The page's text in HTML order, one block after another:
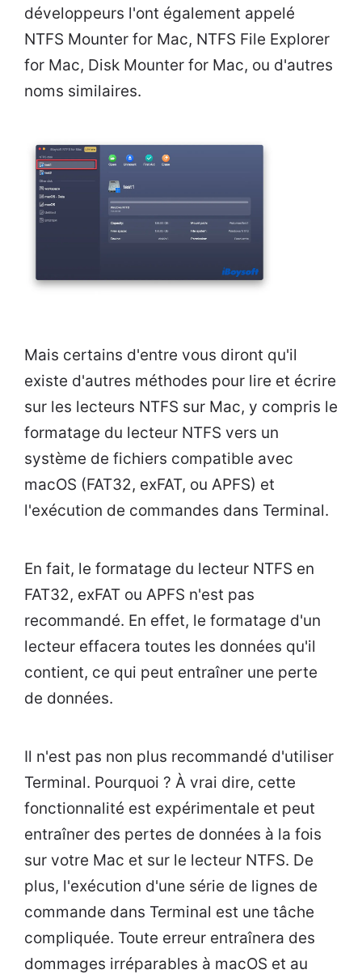
développeurs l'ont également appelé
NTFS Mounter for Mac, NTFS File Explorer
for Mac, Disk Mounter for Mac, ou d'autres
noms similaires.
Mais certains d'entre vous diront qu'il
existe d'autres méthodes pour lire et écrire
sur les lecteurs NTFS sur Mac, y compris le
formatage du lecteur NTFS vers un
système de fichiers compatible avec
macOS (FAT32, exFAT, ou APFS) et
l'exécution de commandes dans Terminal.
En fait, le formatage du lecteur NTFS en
FAT32, exFAT ou APFS n'est pas
recommandé. En effet, le formatage d'un
lecteur effacera toutes les données qu'il
contient, ce qui peut entraîner une perte
de données.
Il n'est pas non plus recommandé d'utiliser
Terminal. Pourquoi ? À vrai dire, cette
fonctionnalité est expérimentale et peut
entraîner des pertes de données à la fois
sur votre Mac et sur le lecteur NTFS. De
plus, l'exécution d'une série de lignes de
commande dans Terminal est une tâche
compliquée. Toute erreur entraînera des
dommages irréparables à macOS et au